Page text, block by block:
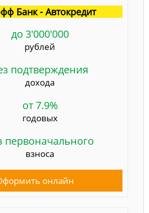
Банк - Автокредит
до 3'000'000
рублей
подтверждения
дохода
от 7.9%
годовых
первоначального
взноса
онлайн